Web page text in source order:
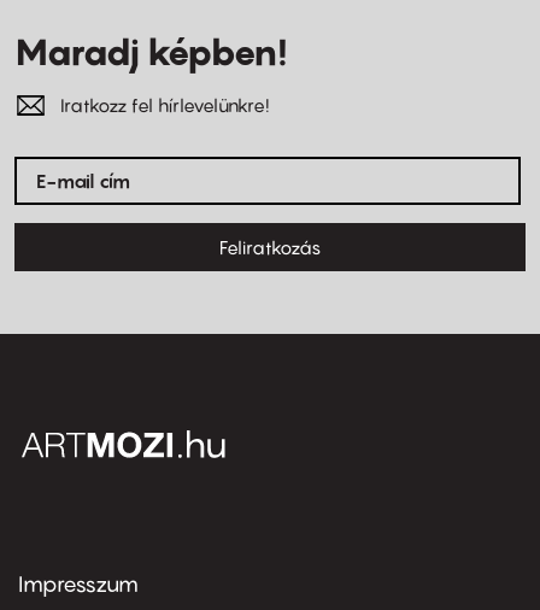
Maradj képben!
Iratkozz fel hírlevelünkre!
Feliratkozás
Footer
Impresszum